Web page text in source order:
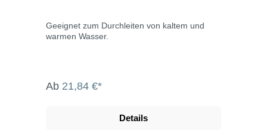
Geeignet zum Durchleiten von kaltem und
warmen Wasser.
Ab 21,84 €*
Details